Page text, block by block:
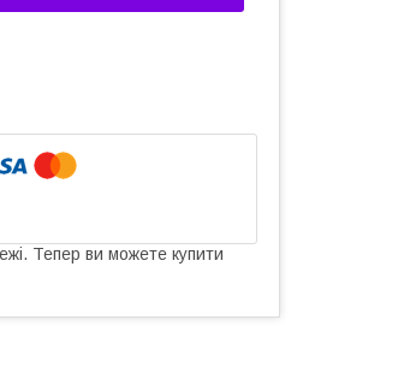
Тепер ви можете купити